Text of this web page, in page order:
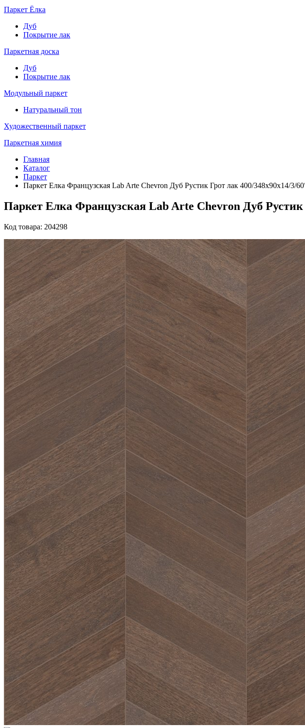
Паркет Ёлка
Дуб
Покрытие лак
Паркетная доска
Дуб
Покрытие лак
Модульный паркет
Натуральный тон
Художественный паркет
Паркетная химия
Главная
Каталог
Паркет
Паркет Елка Французская Lab Arte Chevron Дуб Рустик Грот лак 400/348х90х14/3/
Паркет Елка Французская Lab Arte Chevron Дуб Рустик
Код товара: 204298